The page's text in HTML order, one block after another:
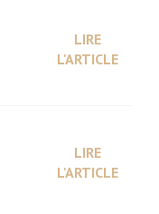
LIRE
L'ARTICLE
LIRE
L'ARTICLE